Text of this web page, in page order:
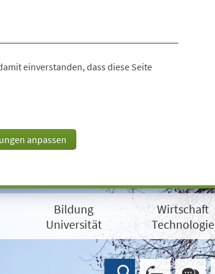
einverstanden, dass diese Seite
anpassen
Bildung
Universität
Wirtschaft
Technologie